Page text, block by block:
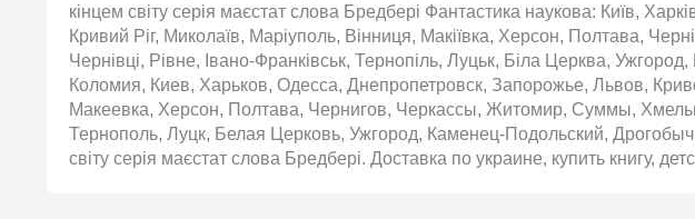
кінцем світу серія маєстат слова Бредбері Фантастика наукова: Київ,
Кривий Ріг, Миколаїв, Маріуполь, Вінниця, Макіївка, Херсон, Полтава,
Чернівці, Рівне, Івано-Франківськ, Тернопіль, Луцьк, Біла Церква,
Коломия, Киев, Харьков, Одесса, Днепропетровск, Запорожье, Львов,
Макеевка, Херсон, Полтава, Чернигов, Черкассы, Житомир, Суммы,
Тернополь, Луцк, Белая Церковь, Ужгород, Каменец-Подольский,
світу серія маєстат слова Бредбері. Доставка по украине, купить книгу,